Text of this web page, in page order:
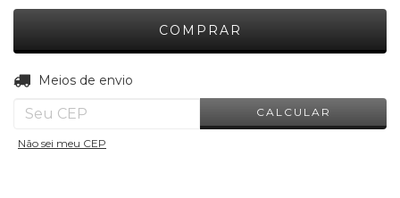
Entregas para o CEP:
Meios de envio
CALCULAR
Não sei meu CEP